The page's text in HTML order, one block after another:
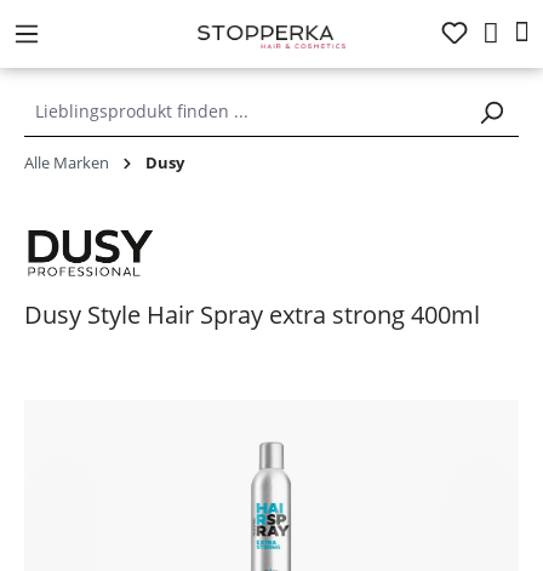
springen
Alle Marken Dusy
Dusy Style Hair Spray extra strong 400ml